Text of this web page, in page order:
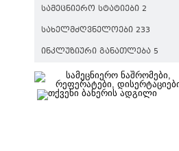
ᲡᲐᲛᲔᲪᲜᲘᲔᲠᲝ ᲡᲢᲐᲢᲘᲔᲑᲘ 2
ᲡᲐᲮᲔᲚᲛᲫᲦᲕᲜᲔᲚᲝᲔᲑᲘ 233
ᲘᲜᲙᲚᲣᲖᲘᲣᲠᲘ ᲒᲐᲜᲐᲗᲚᲔᲑᲐ 5